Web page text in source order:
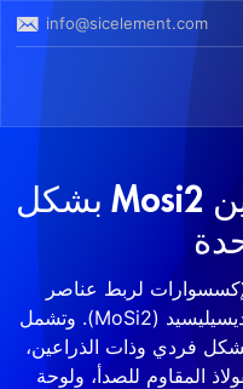
info@sicelement.com
حاملي عنصر التسخين Mosi2 بشكل
لربط عناصر
التسخين الكهربائية من ميوليبدينوم ديسيليسيد (MoSi2). وتشمل
فردي وذات الذراعين،
المقاوم للصدأ، ولوحة